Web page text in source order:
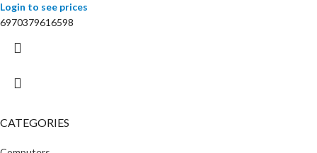
CATEGORIES
Login to see prices
6970379616598